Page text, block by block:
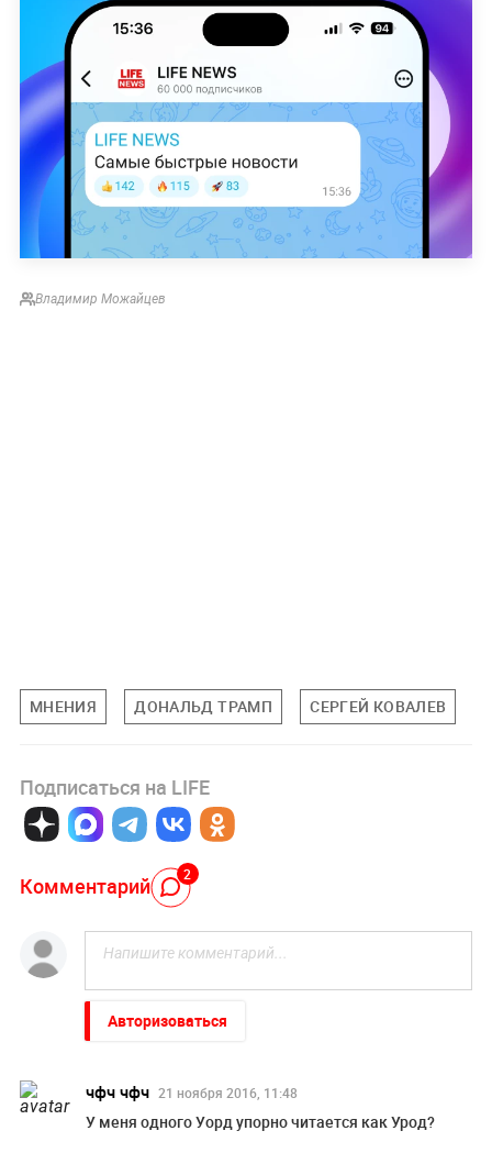
Владимир Можайцев
МНЕНИЯ ДОНАЛЬД ТРАМП СЕРГЕЙ КОВАЛЕВ
Подписаться на LIFE
Комментарий 2
Авторизоваться
чфч чфч 21 ноября 2016, 11:48
У меня одного Уорд упорно читается как Урод?